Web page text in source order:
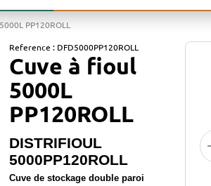
PP120ROLL
Reference : DFD5000PP120ROLL
Cuve à fioul
5000L
PP120ROLL
DISTRIFIOUL
5000PP120ROLL
Cuve de stockage double paroi